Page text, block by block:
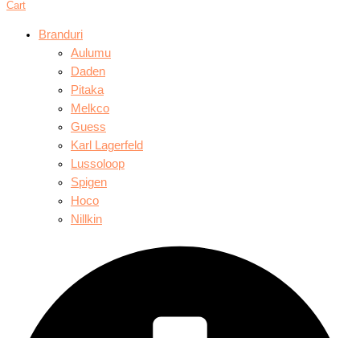
Cart
Branduri
Aulumu
Daden
Pitaka
Melkco
Guess
Karl Lagerfeld
Lussoloop
Spigen
Hoco
Nillkin